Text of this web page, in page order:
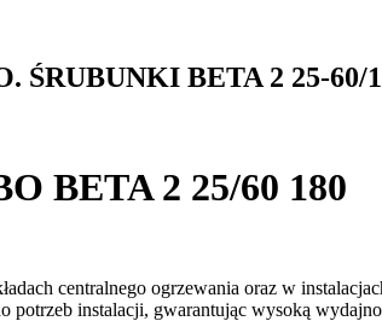
BETA 2 25-60/
BETA 2 25/60 180
centralnego ogrzewania oraz w
instalacji, gwarantując wysoką